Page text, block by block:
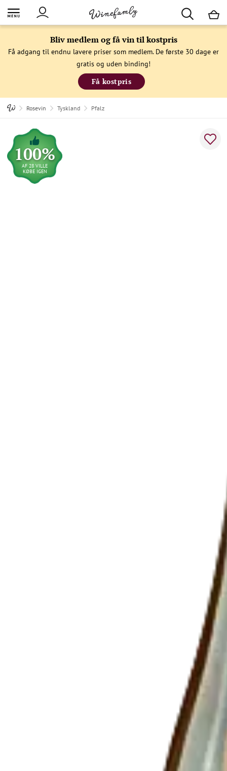
Bliv medlem og få vin til kostpris
Få adgang til endnu lavere priser som medlem. De første 30 dage er
gratis og uden binding!
Få kostpris
Rosevin Tyskland Pfalz
100%
AF 28 VILLE
KØBE IGEN